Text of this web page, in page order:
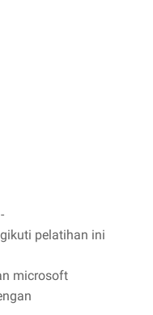
pelatihan ini
microsoft